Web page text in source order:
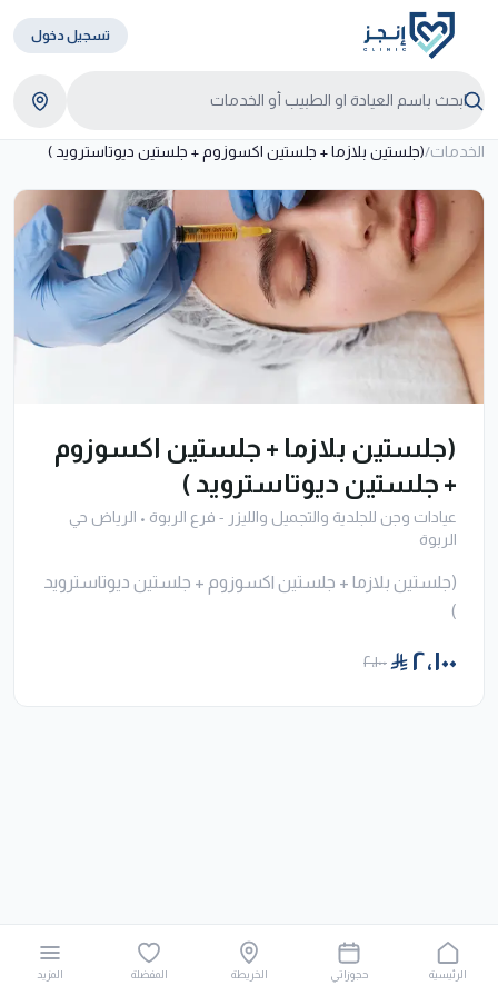
تسجيل دخول
الخدمات/(جلستين بلازما + جلستين اكسوزوم + جلستين ديوتاسترويد )
(جلستين بلازما + جلستين اكسوزوم
+ جلستين ديوتاسترويد )
عيادات وجن للجلدية والتجميل والليزر - فرع الربوة • الرياض حي
الربوة
(جلستين بلازما + جلستين اكسوزوم + جلستين ديوتاسترويد
)
٢٬١٠٠ ٢٬١٠٠
الرئيسية حجوزاتي الخريطة المفضلة المزيد